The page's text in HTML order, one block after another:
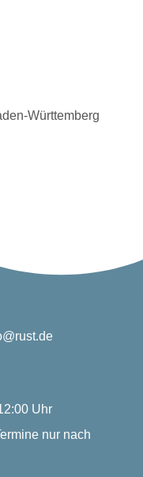
Württemberg
Uhr
nur nach